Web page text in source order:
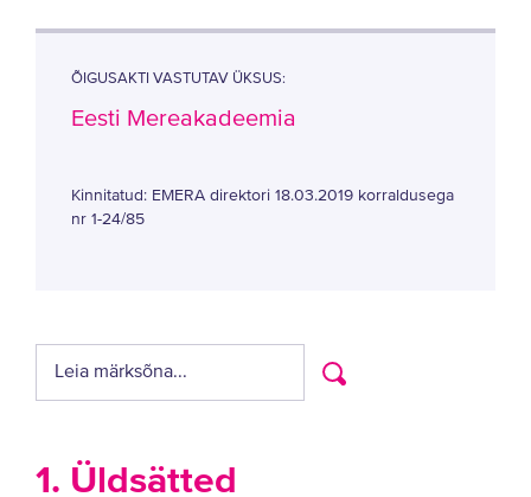
ÕIGUSAKTI VASTUTAV ÜKSUS:
Eesti Mereakadeemia
Kinnitatud: EMERA direktori 18.03.2019 korraldusega
nr 1-24/85
1. Üldsätted